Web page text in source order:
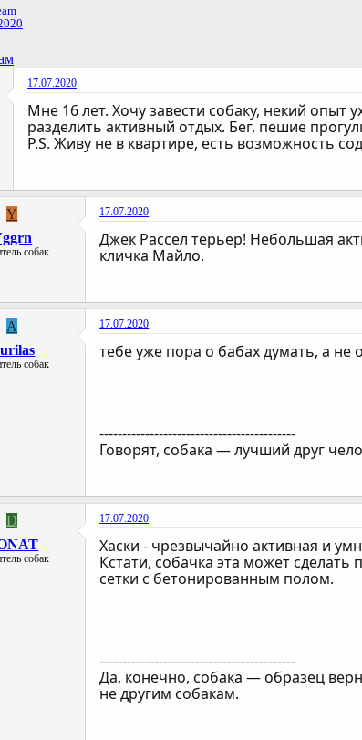
17.07.2020
Мне 16 лет. Хочу завести собаку, некий
разделить активный отдых. Бег, пешие
P.S. Живу не в квартире, есть возможность
Y
собак
17.07.2020
Джек Рассел терьер! Небольшая
кличка Майло.
A
собак
17.07.2020
тебе уже пора о бабах думать, а не
-------------------------------------------
Говорят, собака — лучший друг
D
собак
17.07.2020
Хаски - чрезвычайно активная и
Кстати, собачка эта может
сетки с бетонированным полом.
-------------------------------------------
Да, конечно, собака — образец
не другим собакам.